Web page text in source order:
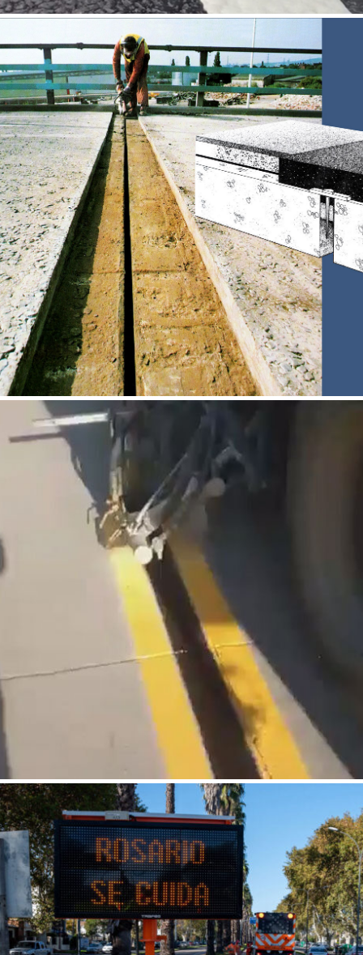
APLICAÇÃO DE MATERIAL TERMOPLÁSTICO POR
EXTRUSÃO MECÂNICA
JUNTA DE DILATAÇÃO ESTRUTURAL
ELASTOMÉRICA PARA PONTES
APLICAÇÃO EM FRIO DE TINTAS ACRÍLICAS À
BASE DE ÁGUA E/OU DE SOLVENTE